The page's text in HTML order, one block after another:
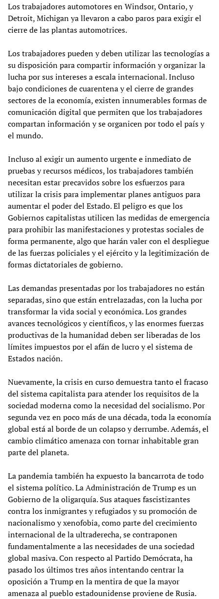
Los trabajadores automotores en Windsor, Ontario, y
Detroit, Michigan ya llevaron a cabo paros para exigir el
cierre de las plantas automotrices.
Los trabajadores pueden y deben utilizar las tecnologías a
su disposición para compartir información y organizar la
lucha por sus intereses a escala internacional. Incluso
bajo condiciones de cuarentena y el cierre de grandes
sectores de la economía, existen innumerables formas de
comunicación digital que permiten que los trabajadores
compartan información y se organicen por todo el país y
el mundo.
Incluso al exigir un aumento urgente e inmediato de
pruebas y recursos médicos, los trabajadores también
necesitan estar precavidos sobre los esfuerzos para
utilizar la crisis para implementar planes antiguos para
aumentar el poder del Estado. El peligro es que los
Gobiernos capitalistas utilicen las medidas de emergencia
para prohibir las manifestaciones y protestas sociales de
forma permanente, algo que harán valer con el despliegue
de las fuerzas policiales y el ejército y la legitimización de
formas dictatoriales de gobierno.
Las demandas presentadas por los trabajadores no están
separadas, sino que están entrelazadas, con la lucha por
transformar la vida social y económica. Los grandes
avances tecnológicos y científicos, y las enormes fuerzas
productivas de la humanidad deben ser liberadas de los
límites impuestos por el afán de lucro y el sistema de
Estados nación.
Nuevamente, la crisis en curso demuestra tanto el fracaso
del sistema capitalista para atender los requisitos de la
sociedad moderna como la necesidad del socialismo. Por
segunda vez en poco más de una década, toda la economía
global está al borde de un colapso y derrumbe. Además, el
cambio climático amenaza con tornar inhabitable gran
parte del planeta.
La pandemia también ha expuesto la bancarrota de todo
el sistema político. La Administración de Trump es un
Gobierno de la oligarquía. Sus ataques fascistizantes
contra los inmigrantes y refugiados y su promoción de
nacionalismo y xenofobia, como parte del crecimiento
internacional de la ultraderecha, se contraponen
fundamentalmente a las necesidades de una sociedad
global masiva. Con respecto al Partido Demócrata, ha
pasado los últimos tres años intentando centrar la
oposición a Trump en la mentira de que la mayor
amenaza al pueblo estadounidense proviene de Rusia.